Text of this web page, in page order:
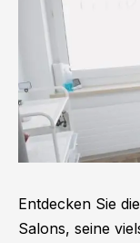
Entdecken Sie
Salons, seine